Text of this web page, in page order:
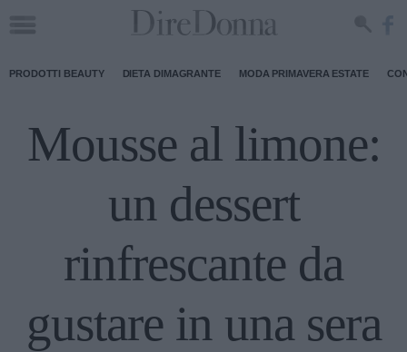
PRODOTTI BEAUTY DIETA DIMAGRANTE MODA PRIMAVERA ESTATE
Mousse al limone:
un dessert
rinfrescante da
gustare in una sera